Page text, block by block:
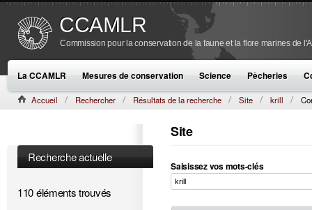
CCAMLR
Commission pour la conservation de la faune et la flore marines de
La CCAMLR Mesures de conservation Science Pêcheries
Accueil Rechercher Résultats de la recherche Site krill
Recherche actuelle
110 éléments trouvés
Site
Saisissez vos mots-clés